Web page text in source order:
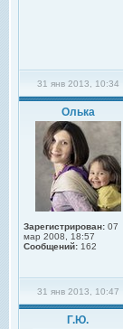
31 янв 2013, 10:34
Олька
Зарегистрирован: 07
мар 2008, 18:57
Сообщений: 162
31 янв 2013, 10:47
Г.Ю.